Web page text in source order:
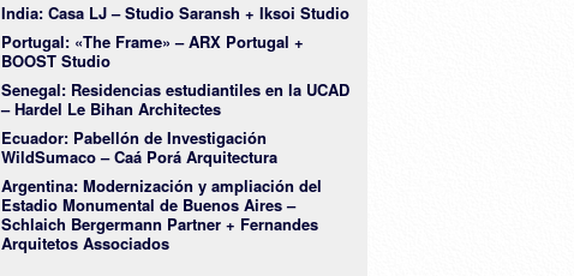
India: Casa LJ – Studio Saransh + Iksoi Studio
Portugal: «The Frame» – ARX Portugal +
BOOST Studio
Senegal: Residencias estudiantiles en la UCAD
– Hardel Le Bihan Architectes
Ecuador: Pabellón de Investigación
WildSumaco – Caá Porá Arquitectura
Argentina: Modernización y ampliación del
Estadio Monumental de Buenos Aires –
Schlaich Bergermann Partner + Fernandes
Arquitetos Associados